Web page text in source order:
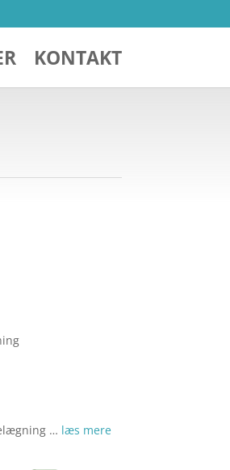
KONTAKT
… læs mere